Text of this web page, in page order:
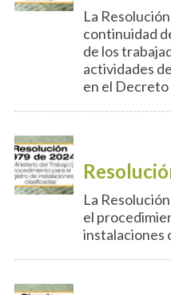
La
continuidad
de los
actividades
en el Decreto
La
el
instalaciones